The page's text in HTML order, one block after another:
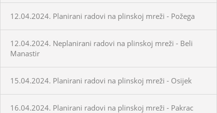
12.04.2024. Planirani radovi na plinskoj mreži - Požega
12.04.2024. Neplanirani radovi na plinskoj mreži - Beli
Manastir
15.04.2024. Planirani radovi na plinskoj mreži - Osijek
16.04.2024. Planirani radovi na plinskoj mreži - Pakrac